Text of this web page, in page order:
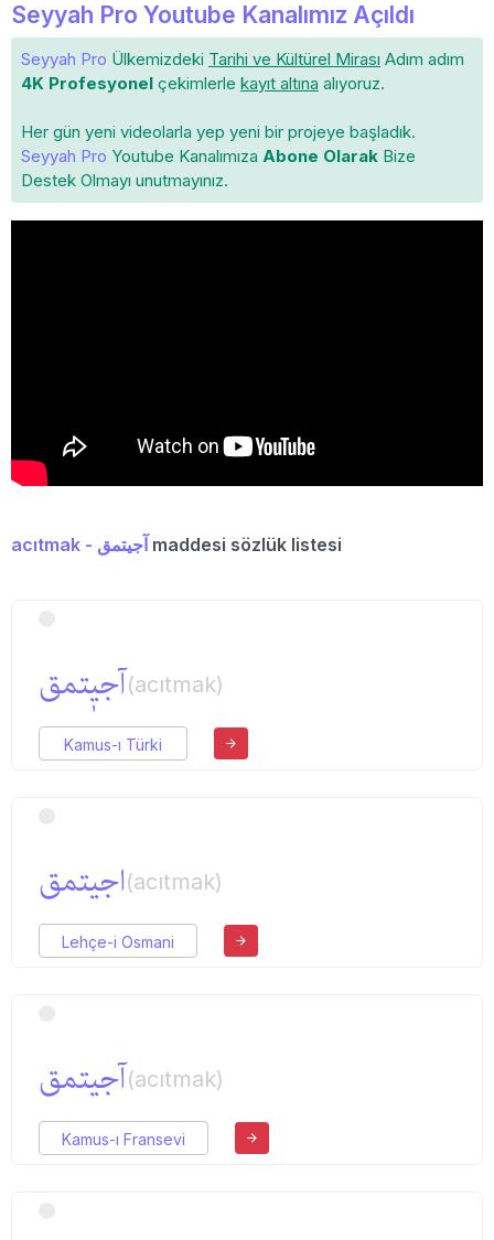
Seyyah Pro Youtube Kanalımız Açıldı
Seyyah Pro Ülkemizdeki Tarihi ve Kültürel Mirası Adım adım
4K Profesyonel çekimlerle kayıt altına alıyoruz.
Her gün yeni videolarla yep yeni bir projeye başladık.
Seyyah Pro Youtube Kanalımıza Abone Olarak Bize
Destek Olmayı unutmayınız.
acıtmak - آجیتمق maddesi sözlük listesi
آجیٖتمق(acıtmak)
Kamus-ı Türki
اجیتمق(acıtmak)
Lehçe-i Osmani
آجیتمق(acıtmak)
Kamus-ı Fransevi